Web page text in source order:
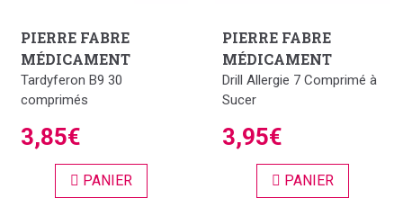
PIERRE FABRE
MÉDICAMENT
Tardyferon B9 30
comprimés
3,85€
PANIER
PIERRE FABRE
MÉDICAMENT
Drill Allergie 7 Comprimé à
Sucer
3,95€
PANIER